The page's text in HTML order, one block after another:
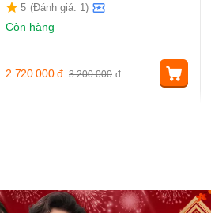
5 (Đánh giá: 1)
Còn hàng
3.200.000 đ
2.720.000 đ